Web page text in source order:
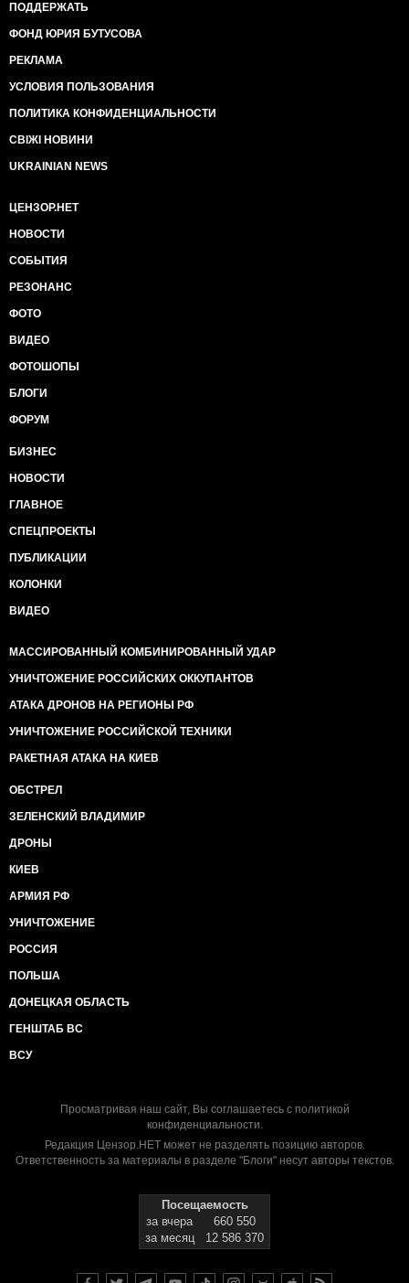
ПОДДЕРЖАТЬ
ФОНД ЮРИЯ БУТУСОВА
РЕКЛАМА
УСЛОВИЯ ПОЛЬЗОВАНИЯ
ПОЛИТИКА КОНФИДЕНЦИАЛЬНОСТИ
СВІЖІ НОВИНИ
UKRAINIAN NEWS
ЦЕНЗОР.НЕТ
НОВОСТИ
СОБЫТИЯ
РЕЗОНАНС
ФОТО
ВИДЕО
ФОТОШОПЫ
БЛОГИ
ФОРУМ
БИЗНЕС
НОВОСТИ
ГЛАВНОЕ
СПЕЦПРОЕКТЫ
ПУБЛИКАЦИИ
КОЛОНКИ
ВИДЕО
МАССИРОВАННЫЙ КОМБИНИРОВАННЫЙ УДАР
УНИЧТОЖЕНИЕ РОССИЙСКИХ ОККУПАНТОВ
АТАКА ДРОНОВ НА РЕГИОНЫ РФ
УНИЧТОЖЕНИЕ РОССИЙСКОЙ ТЕХНИКИ
РАКЕТНАЯ АТАКА НА КИЕВ
ОБСТРЕЛ
ЗЕЛЕНСКИЙ ВЛАДИМИР
ДРОНЫ
КИЕВ
АРМИЯ РФ
УНИЧТОЖЕНИЕ
РОССИЯ
ПОЛЬША
ДОНЕЦКАЯ ОБЛАСТЬ
ГЕНШТАБ ВС
ВСУ
Просматривая наш сайт, Вы соглашаетесь с политикой
конфиденциальности.
Редакция Цензор.НЕТ может не разделять позицию авторов.
Ответственность за материалы в разделе "Блоги" несут авторы текстов.
Посещаемость
за вчера
660 550
за месяц
12 586 370